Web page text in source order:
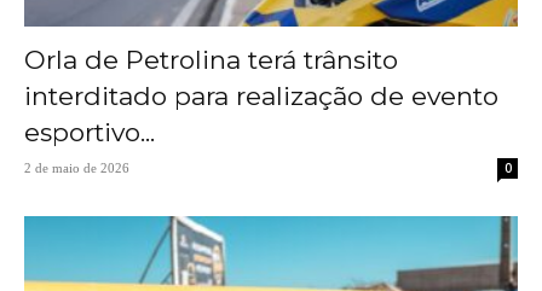
Orla de Petrolina terá trânsito
interditado para realização de evento
esportivo...
2 de maio de 2026 0